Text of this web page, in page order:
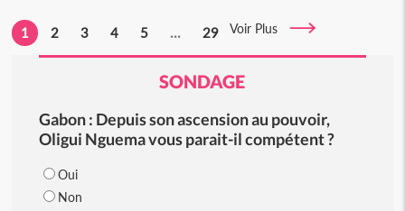
1 2 3 4 5 ... 29 Voir Plus
SONDAGE
Gabon : Depuis son ascension au pouvoir,
Oligui Nguema vous parait-il compétent ?
Oui
Non